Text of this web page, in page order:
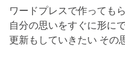
ワードプレスで作っても
自分の思いをすぐに形に
更新もしていきたい その